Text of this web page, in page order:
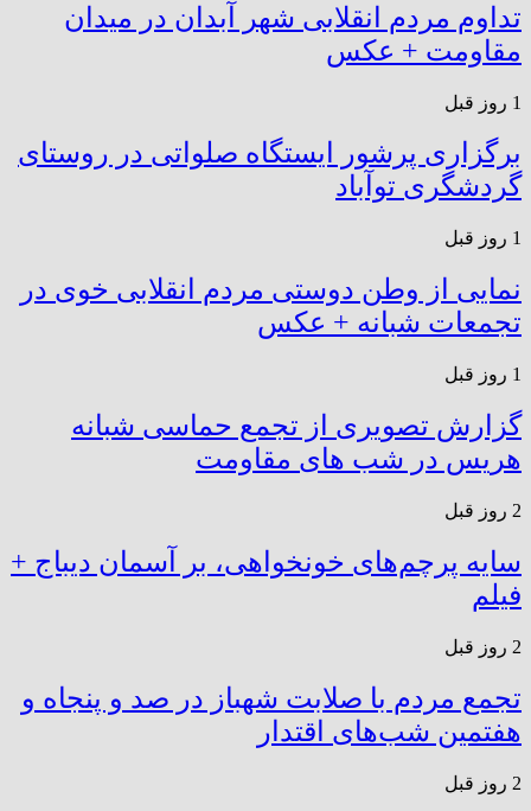
تداوم مردم انقلابی شهر آبدان در میدان
مقاومت + عکس
1 روز قبل
برگزاری پرشور ایستگاه صلواتی در روستای
گردشگری توآباد
1 روز قبل
نمایی از وطن دوستی مردم انقلابی خوی در
تجمعات شبانه + عکس
1 روز قبل
گزارش تصویری از تجمع حماسی شبانه
هریس در شب های مقاومت
2 روز قبل
سایه پرچم‌های خونخواهی، بر آسمان دیباج +
فیلم
2 روز قبل
تجمع مردم با صلابت شهباز در صد و پنجاه و
هفتمین شب‌های اقتدار
2 روز قبل